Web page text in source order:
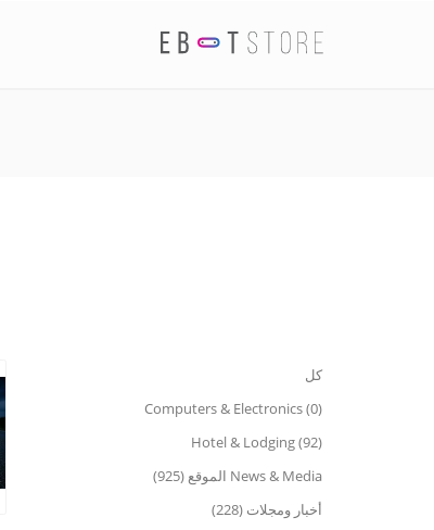
كل
Computers & Electronics (0)
Hotel & Lodging (92)
News & Media الموقع (925)
أخبار ومجلات (228)